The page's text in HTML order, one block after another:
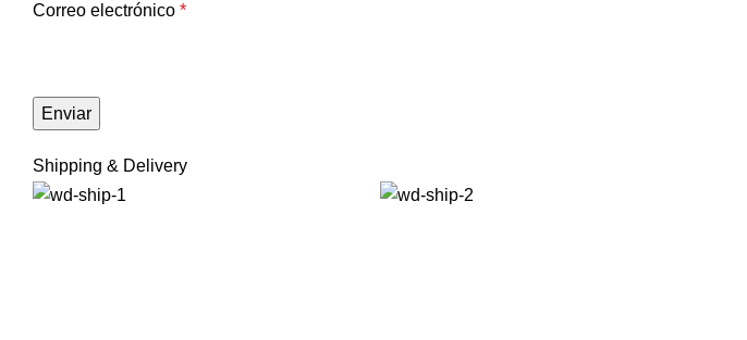
Correo electrónico *
Shipping & Delivery